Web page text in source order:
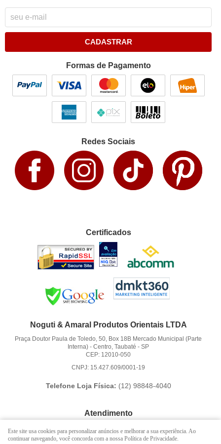
CADASTRAR
Formas de Pagamento
Redes Sociais
Certificados
Noguti & Amaral Produtos Orientais LTDA
Praça Doutor Paula de Toledo, 50, Box 18B Mercado Municipal (Parte
Interna) -Centro, Taubaté -SP
CEP: 12010-050
CNPJ: 15.427.609/0001-19
Telefone Loja Física: (12) 98848-4040
Atendimento
(12) 3621-6262
(12)98848-4040
Este site usa cookies para personalizar anúncios e melhorar a sua experiência. Ao
continuar navegando, você concorda com a nossa Política de Privacidade.